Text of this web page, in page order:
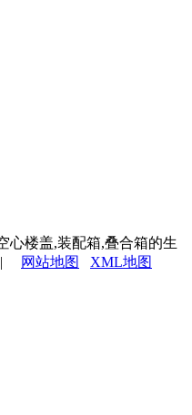
心楼盖,装配箱,叠合箱的生
网站地图 XML地图